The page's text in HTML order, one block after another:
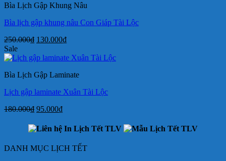
72.000₫.
Bìa Lịch Gập Khung Nâu
Bìa lịch gập khung nâu Con Giáp Tài Lộc
250.000₫ Giá
là:
130.000₫Giá
tại
130.000₫.
Sale
Bìa Lịch Gập Laminate
Lịch gập laminate Xuân Tài Lộc
180.000₫ Giá
là:
180.000₫.
95.000₫Giá
tại
95.000₫.
DANH MỤC LỊCH TẾT